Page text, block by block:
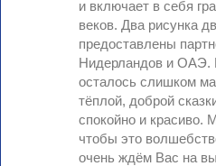
и включает в себя
веков. Два рисунка
предоставлены
Нидерландов и ОАЭ.
осталось слишком
тёплой, доброй
спокойно и красиво.
чтобы это
очень ждём Вас на